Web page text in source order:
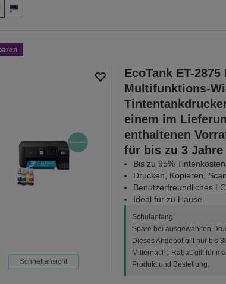
Schnellansicht
EcoTank ET-2875
Multifunktions-
einem im
enthaltenen
für bis zu 3 Jahre
Bis zu 95%
Drucken, Kopieren,
Benutzerfreundliches
Ideal für zu Hause
Schulanfang
Spare bei ausgewählten
Dieses Angebot gilt nur bis
Mitternacht. Rabatt gilt für
Produkt und Bestellung.